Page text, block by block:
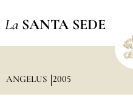
La SANTA SEDE
ANGELUS 2005